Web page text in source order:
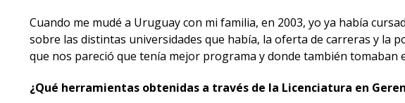
Cuando me mudé a Uruguay con mi familia, en 2003, yo ya había
sobre las distintas universidades que había, la oferta de carreras y la
que nos pareció que tenía mejor programa y donde también tomaban
¿Qué herramientas obtenidas a través de la Licenciatura en